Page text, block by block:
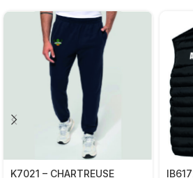
K7021 – CHARTREUSE